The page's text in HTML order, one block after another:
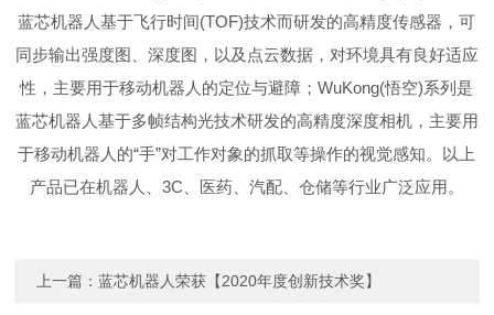
蓝芯机器人基于飞行时间(TOF)技术而研发的高精度传感器，可
同步输出强度图、深度图，以及点云数据，对环境具有良好适应
性，主要用于移动机器人的定位与避障；WuKong(悟空)系列是
蓝芯机器人基于多帧结构光技术研发的高精度深度相机，主要用
于移动机器人的“手”对工作对象的抓取等操作的视觉感知。以上
产品已在机器人、3C、医药、汽配、仓储等行业广泛应用。
上一篇：蓝芯机器人荣获【2020年度创新技术奖】